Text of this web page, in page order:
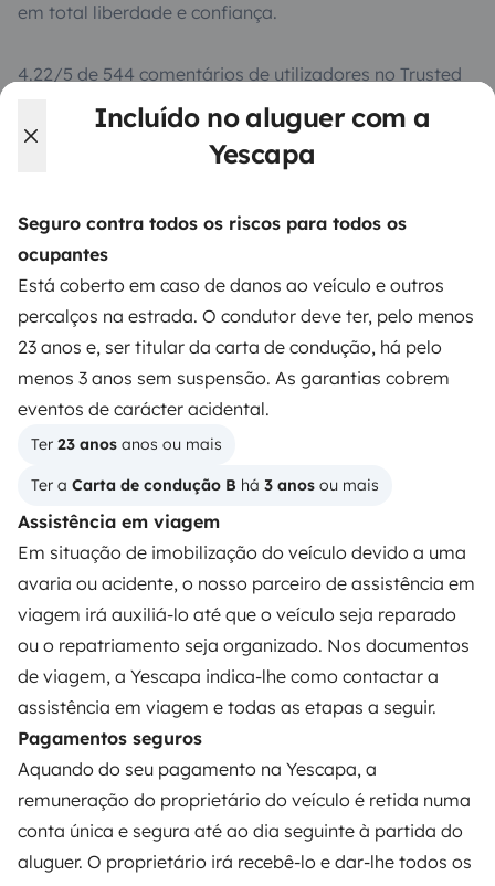
Incluído no aluguer com a
Yescapa
Seguro contra todos os riscos para todos os
ocupantes
Está coberto em caso de danos ao veículo e outros
percalços na estrada. O condutor deve ter, pelo menos
23 anos e, ser titular da carta de condução, há pelo
menos 3 anos sem suspensão. As garantias cobrem
eventos de carácter acidental.
Ter 23 anos anos ou mais
Ter a Carta de condução B há 3 anos ou mais
Assistência em viagem
Em situação de imobilização do veículo devido a uma
avaria ou acidente, o nosso parceiro de assistência em
viagem irá auxiliá-lo até que o veículo seja reparado
ou o repatriamento seja organizado. Nos documentos
de viagem, a Yescapa indica-lhe como contactar a
assistência em viagem e todas as etapas a seguir.
Pagamentos seguros
Aquando do seu pagamento na Yescapa, a
remuneração do proprietário do veículo é retida numa
conta única e segura até ao dia seguinte à partida do
aluguer. O proprietário irá recebê-lo e dar-lhe todos os
em total liberdade e confiança.
4.22/5 de 544 comentários de utilizadores no Trusted
Facebook
ALUGUER DE AUTOCARAVANAS
Como funciona?
Alugar uma autocaravana
Primeiros passos de autocaravana
Os comentários dos nossos utilizadores
Ajuda locatário
PROPRIETÁRIOS
Criar um anúncio
Contrato de aluguer
Seguro de aluguer
Assistências de aluguer
Ajuda proprietário